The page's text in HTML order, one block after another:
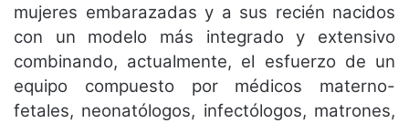
mujeres embarazadas y a sus recién nacidos
con un modelo más integrado y extensivo
combinando, actualmente, el esfuerzo de un
equipo compuesto por médicos materno-
fetales, neonatólogos, infectólogos, matrones,